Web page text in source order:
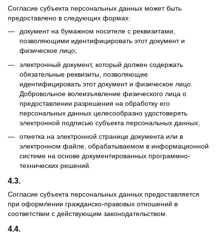
Согласие субъекта персональных данных может быть
предоставлено в следующих формах:
документ на бумажном носителе с реквизитами,
позволяющими идентифицировать этот документ и
физическое лицо;
электронный документ, который должен содержать
обязательные реквизиты, позволяющие
идентифицировать этот документ и физическое лицо.
Добровольное волеизъявление физического лица о
предоставлении разрешения на обработку его
персональных данных целесообразно удостоверять
электронной подписью субъекта персональных данных;
отметка на электронной странице документа или в
электронном файле, обрабатываемом в информационной
системе на основе документированных программно-
технических решений.
4.3.
Согласие субъекта персональных данных предоставляется
при оформлении гражданско-правовых отношений в
соответствии с действующим законодательством.
4.4.